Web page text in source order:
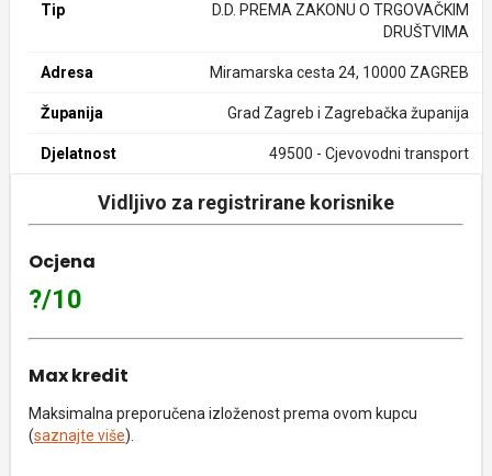
Tip
D.D. PREMA ZAKONU O TRGOVAČKIM
DRUŠTVIMA
Adresa Miramarska cesta 24, 10000 ZAGREB
Županija Grad Zagreb i Zagrebačka županija
Djelatnost 49500 - Cjevovodni transport
Vidljivo za registrirane korisnike
Ocjena
?/10
Max kredit
Maksimalna preporučena izloženost prema ovom kupcu
(saznajte više).